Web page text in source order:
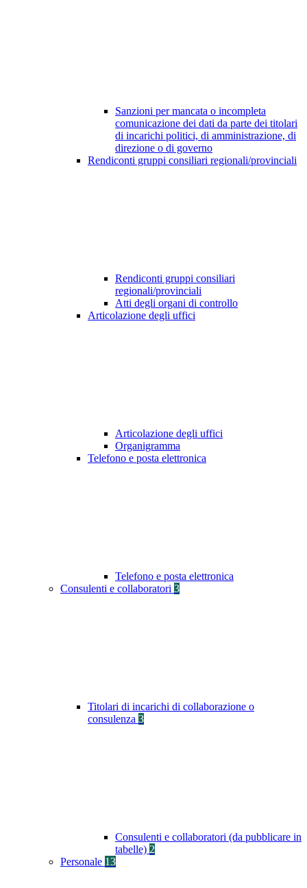
Sanzioni per mancata o incompleta
comunicazione dei dati da parte dei titolari
di incarichi politici, di amministrazione, di
direzione o di governo
Rendiconti gruppi consiliari regionali/provinciali
Rendiconti gruppi consiliari
regionali/provinciali
Atti degli organi di controllo
Articolazione degli uffici
Articolazione degli uffici
Organigramma
Telefono e posta elettronica
Telefono e posta elettronica
Consulenti e collaboratori 3
Titolari di incarichi di collaborazione o
consulenza 3
Consulenti e collaboratori (da pubblicare in
tabelle) 2
Personale 13